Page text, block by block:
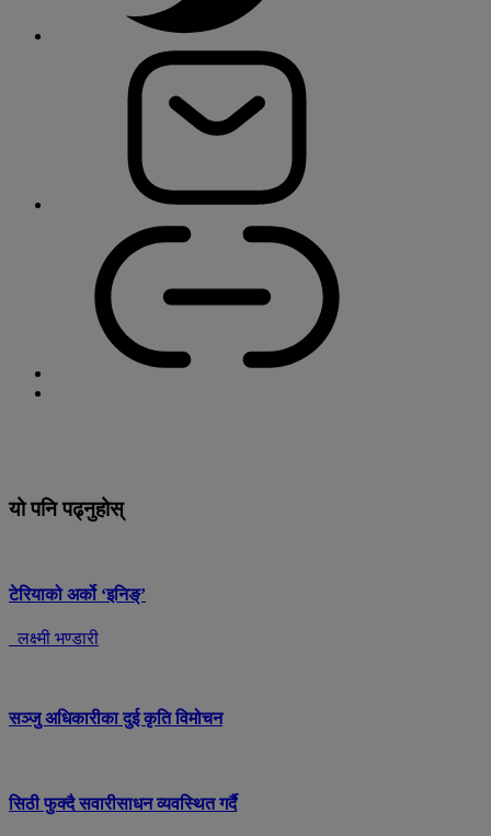
यो पनि पढ्नुहोस्
टेरियाको अर्को ‘इनिङ्’
लक्ष्मी भण्डारी
सञ्जु अधिकारीका दुई कृति विमोचन
सिठी फुक्दै सवारीसाधन व्यवस्थित गर्दै